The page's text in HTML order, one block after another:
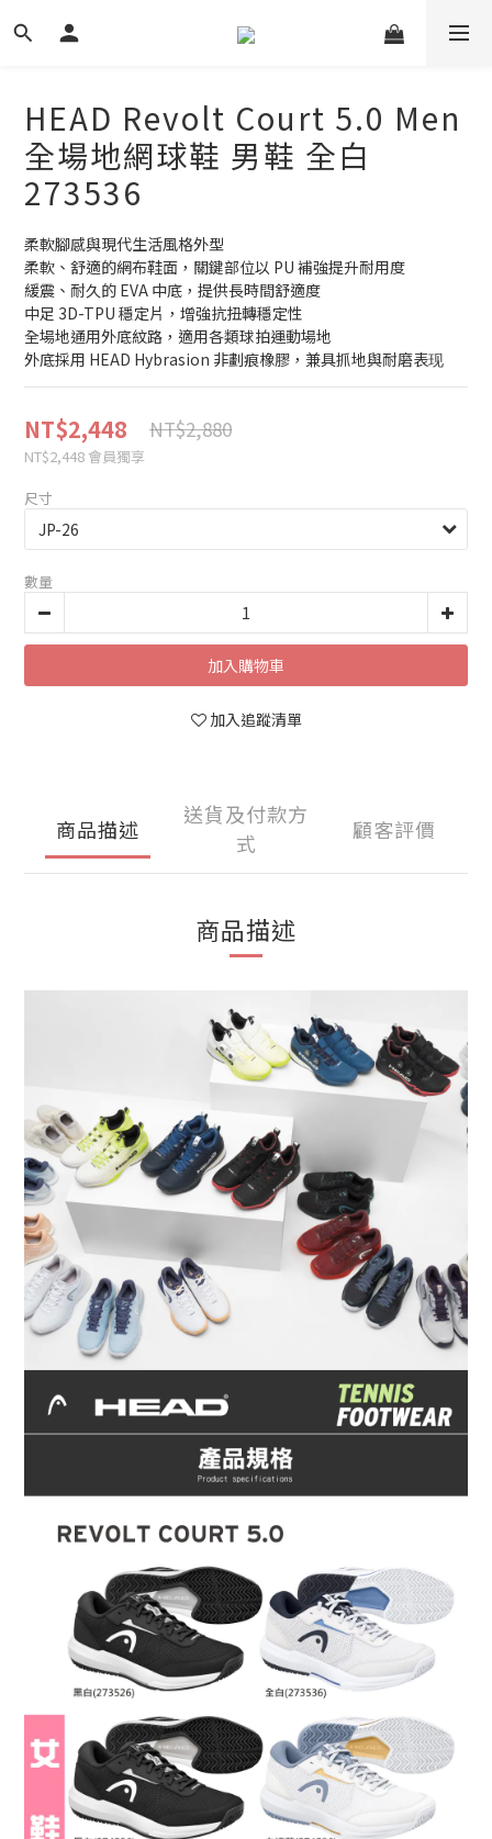
HEAD Revolt Court 5.0 Men
全場地網球鞋 男鞋 全白
273536
柔軟腳感與現代生活風格外型
柔軟、舒適的網布鞋面，關鍵部位以 PU 補強提升耐用度
緩震、耐久的 EVA 中底，提供長時間舒適度
中足 3D-TPU 穩定片，增強抗扭轉穩定性
全場地通用外底紋路，適用各類球拍運動場地
外底採用 HEAD Hybrasion 非劃痕橡膠，兼具抓地與耐磨表现
NT$2,448 NT$2,880
NT$2,448 會員獨享
尺寸
數量
加入購物車
加入追蹤清單
商品描述
送貨及付款方
式
顧客評價
商品描述